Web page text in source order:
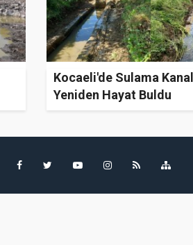
Kocaeli'de Sulama
Yeniden Hayat Buldu